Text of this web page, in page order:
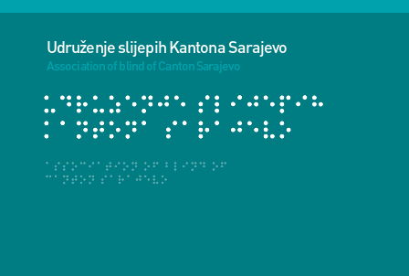
Udruženje slijepih Kantona Sarajevo
Association of blind of Canton Sarajevo